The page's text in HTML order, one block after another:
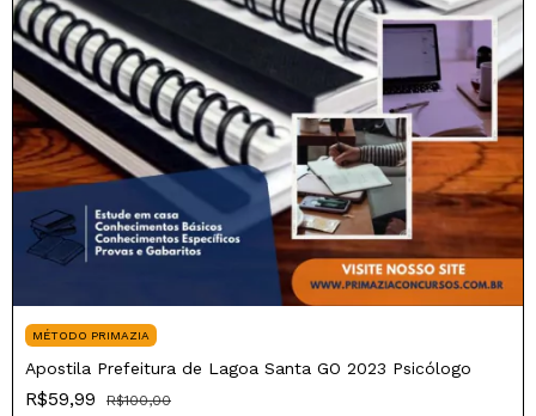
MÉTODO PRIMAZIA
Apostila Prefeitura de Lagoa Santa GO 2023 Psicólogo
R$59,99 R$100,00